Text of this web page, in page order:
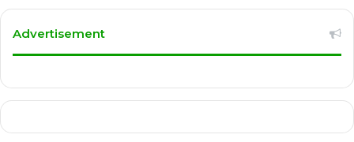
Advertisement